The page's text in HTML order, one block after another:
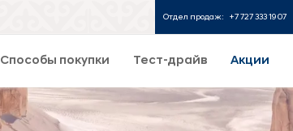
Отдел продаж: +7 727 333 19 07
Способы покупки Тест-драйв Акции